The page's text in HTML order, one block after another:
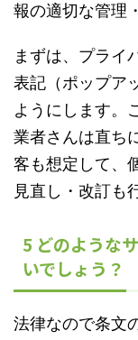
報の適切な管理
まずは、プライ
表記（ポップア
ようにします。
業者さんは直ち
客も想定して、
見直し・改訂も
5 どのような
いでしょう？
法律なので条文